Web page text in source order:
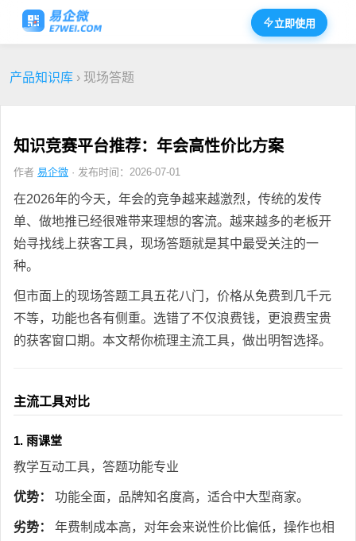
立即使用
产品知识库 › 现场答题
知识竞赛平台推荐：年会高性价比方案
作者 易企微 · 发布时间：2026-07-01
在2026年的今天，年会的竞争越来越激烈，传统的发传
单、做地推已经很难带来理想的客流。越来越多的老板开
始寻找线上获客工具，现场答题就是其中最受关注的一
种。
但市面上的现场答题工具五花八门，价格从免费到几千元
不等，功能也各有侧重。选错了不仅浪费钱，更浪费宝贵
的获客窗口期。本文帮你梳理主流工具，做出明智选择。
主流工具对比
1. 雨课堂
教学互动工具，答题功能专业
优势： 功能全面，品牌知名度高，适合中大型商家。
劣势：
年费制成本高，对年会来说性价比偏低，操作也相